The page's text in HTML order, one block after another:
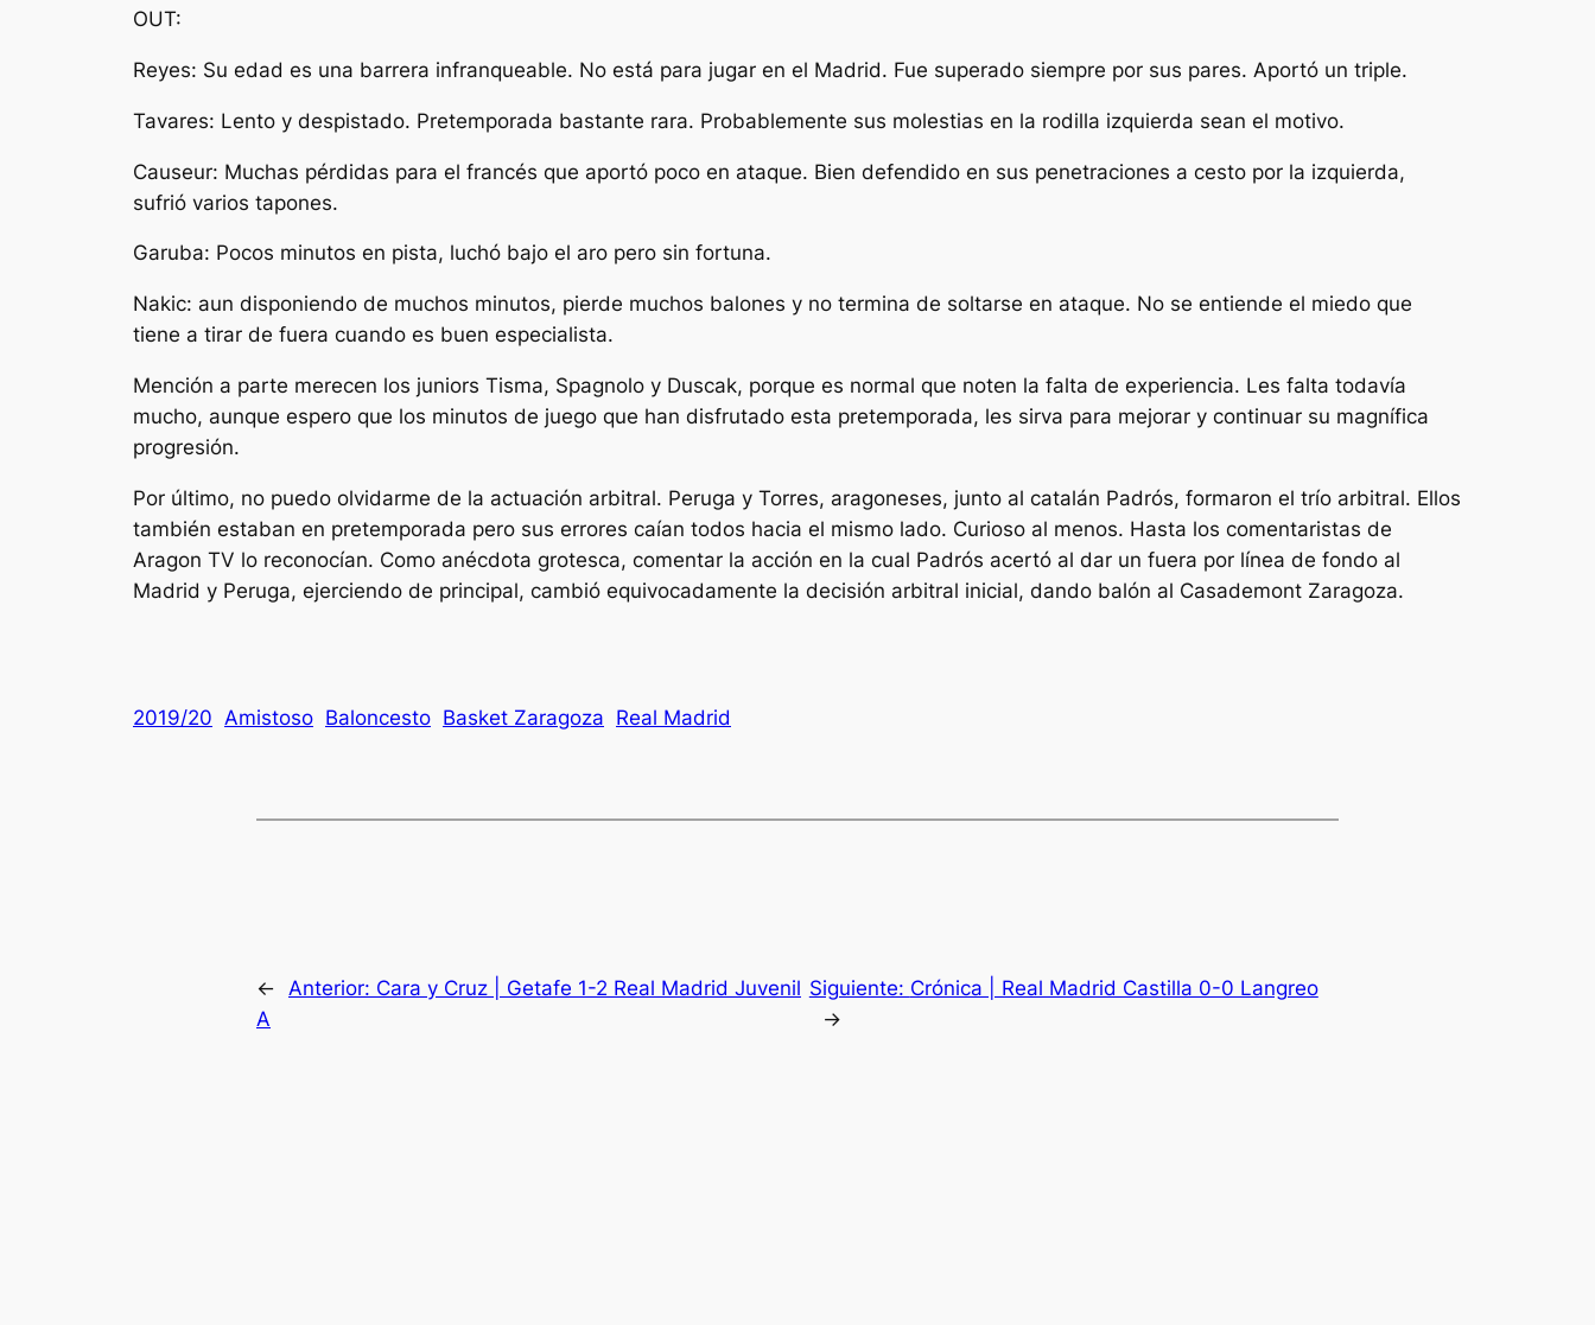
OUT:
Reyes: Su edad es una barrera infranqueable. No está para jugar en el Madrid. Fue superado siempre por sus pares. Aportó un triple.
Tavares: Lento y despistado. Pretemporada bastante rara. Probablemente sus molestias en la rodilla izquierda sean el motivo.
Causeur: Muchas pérdidas para el francés que aportó poco en ataque. Bien defendido en sus penetraciones a cesto por la izquierda,
sufrió varios tapones.
Garuba: Pocos minutos en pista, luchó bajo el aro pero sin fortuna.
Nakic: aun disponiendo de muchos minutos, pierde muchos balones y no termina de soltarse en ataque. No se entiende el miedo que
tiene a tirar de fuera cuando es buen especialista.
Mención a parte merecen los juniors Tisma, Spagnolo y Duscak, porque es normal que noten la falta de experiencia. Les falta todavía
mucho, aunque espero que los minutos de juego que han disfrutado esta pretemporada, les sirva para mejorar y continuar su magnífica
progresión.
Por último, no puedo olvidarme de la actuación arbitral. Peruga y Torres, aragoneses, junto al catalán Padrós, formaron el trío arbitral. Ellos
también estaban en pretemporada pero sus errores caían todos hacia el mismo lado. Curioso al menos. Hasta los comentaristas de
Aragon TV lo reconocían. Como anécdota grotesca, comentar la acción en la cual Padrós acertó al dar un fuera por línea de fondo al
Madrid y Peruga, ejerciendo de principal, cambió equivocadamente la decisión arbitral inicial, dando balón al Casademont Zaragoza.
2019/20 Amistoso Baloncesto Basket Zaragoza Real Madrid
← Anterior: Cara y Cruz | Getafe 1-2 Real Madrid Juvenil
A
Siguiente: Crónica | Real Madrid Castilla 0-0 Langreo
→